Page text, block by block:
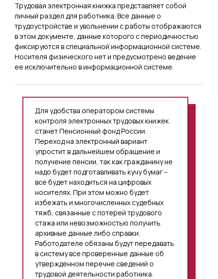
Трудовая электронная книжка представляет собой
личный раздел для работника. Все данные о
трудоустройстве и увольнении с работы отображаются
в этом документе, данные которого с периодичностью
фиксируются в специальной информационной системе.
Носителя физического нет и предусмотрено ведение
ее исключительно в информационной системе.
Для удобства оператором системы
контроля электронных трудовых книжек
станет Пенсионный фонд России.
Переход на электронный вариант
упростит в дальнейшем обращение и
получение пенсии, так как гражданину не
надо будет подготавливать кучу бумаг –
все будет находиться на цифровых
носителях. При этом можно будет
избежать и многочисленных судебных
тяжб, связанные с потерей трудового
стажа или невозможностью получить
архивные данные либо справки.
Работодателе обязаны будут передавать
в систему все проверенные данные об
утвержденном перечне сведений о
трудовой деятельности работника.